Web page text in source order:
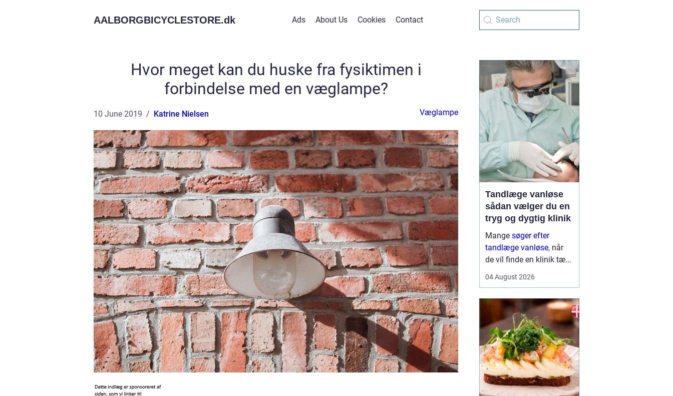
AALBORGBICYCLESTORE.dk Ads About Us Cookies Contact
Hvor meget kan du huske fra fysiktimen i
forbindelse med en væglampe?
10 June 2019 Katrine Nielsen Væglampe
Tandlæge vanløse
sådan vælger du en
tryg og dygtig klinik
Mange søger efter
tandlæge vanløse, når
de vil finde en klinik tæt
fagligt stærk og god til
flere handler valget ikke
kun om pris og
beliggenhed, men i h...
04 August 2026